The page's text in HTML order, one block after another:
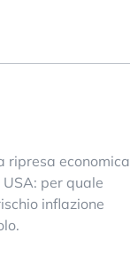
ripresa economica
per quale
inflazione